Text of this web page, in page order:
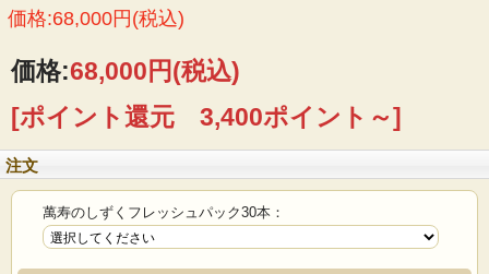
価格:68,000円(税込)
価格:68,000円(税込)
[ポイント還元 3,400ポイント～]
注文
萬寿のしずくフレッシュパック30本：